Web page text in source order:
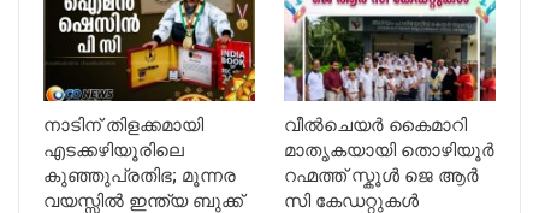
നാടിന് തിളക്കമായി
എടക്കഴിയൂരിലെ
കുഞ്ഞുപ്രതിഭ; മൂന്നര
വയസ്സിൽ ഇന്ത്യ ബുക്ക്
വീൽചെയർ കൈമാറി
മാതൃകയായി തൊഴിയൂർ
റഹ്മത്ത് സ്കൂൾ ജെ ആർ
സി കേഡറ്റുകൾ